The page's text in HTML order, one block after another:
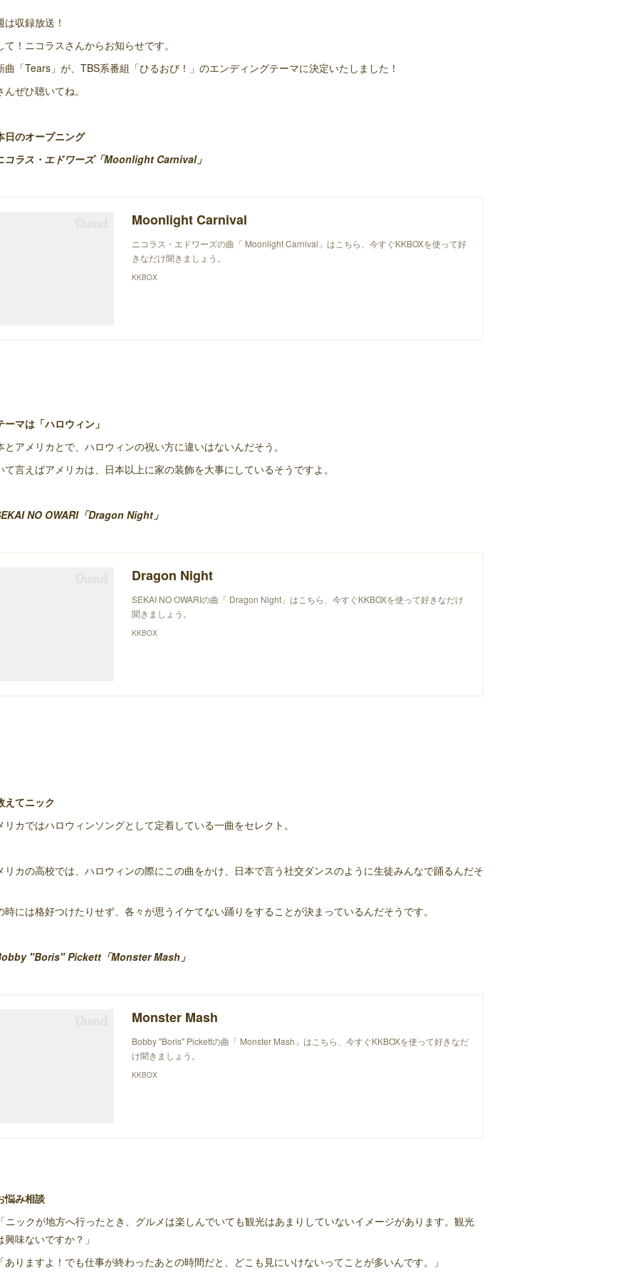
は収録放送！
て！ニコラスさんからお知らせです。
曲「Tears」が、TBS系番組「ひるおび！」のエンディングテーマに決定いたしました！
んぜひ聴いてね。
日のオープニング
コラス・エドワーズ「Moonlight Carnival」
Moonlight Carnival
ニコラス・エドワーズの曲「 Moonlight Carnival」はこちら、今すぐKKBOXを使って好
きなだけ聞きましょう。
KKBOX
マは「ハロウィン」
とアメリカとで、ハロウィンの祝い方に違いはないんだそう。
て言えばアメリカは、日本以上に家の装飾を大事にしているそうですよ。
NO OWARI「Dragon Night」
Dragon Night
SEKAI NO OWARIの曲「 Dragon Night」はこちら、今すぐKKBOXを使って好きなだけ
聞きましょう。
KKBOX
えてニック
リカではハロウィンソングとして定着している一曲をセレクト。
リカの高校では、ハロウィンの際にこの曲をかけ、日本で言う社交ダンスのように生徒みんなで踊るんだそ
時には格好つけたりせず、各々が思うイケてない踊りをすることが決まっているんだそうです。
"Boris" Pickett「Monster Mash」
Monster Mash
Bobby "Boris" Pickettの曲「 Monster Mash」はこちら、今すぐKKBOXを使って好きなだ
け聞きましょう。
KKBOX
悩み相談
「ニックが地方へ行ったとき、グルメは楽しんでいても観光はあまりしていないイメージがあります。観光
興味ないですか？」
「ありますよ！でも仕事が終わったあとの時間だと、どこも見にいけないってことが多いんです。」